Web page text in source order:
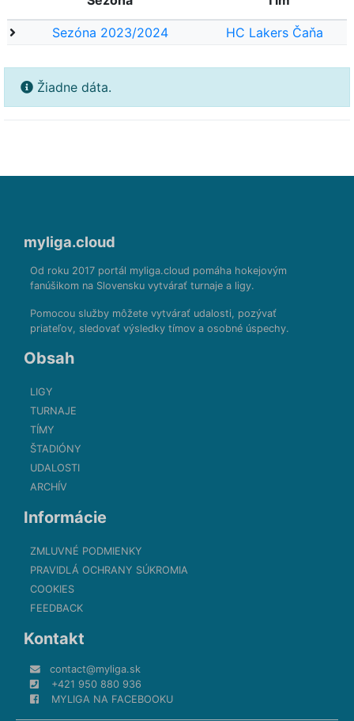
Sezóna 2023/2024 HC Lakers Čaňa
Žiadne dáta.
myliga.cloud
Od roku 2017 portál myliga.cloud pomáha hokejovým
fanúšikom na Slovensku vytvárať turnaje a ligy.
Pomocou služby môžete vytvárať udalosti, pozývať
priateľov, sledovať výsledky tímov a osobné úspechy.
Obsah
LIGY
TURNAJE
TÍMY
ŠTADIÓNY
UDALOSTI
ARCHÍV
Informácie
ZMLUVNÉ PODMIENKY
PRAVIDLÁ OCHRANY SÚKROMIA
COOKIES
FEEDBACK
Kontakt
contact@myliga.sk
+421 950 880 936
MYLIGA NA FACEBOOKU